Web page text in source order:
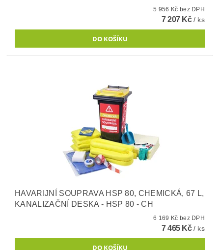
5 956 Kč bez DPH
7 207 Kč/ ks
HAVARIJNÍ SOUPRAVA HSP 80, CHEMICKÁ, 67 L,
KANALIZAČNÍ DESKA - HSP 80 - CH
6 169 Kč bez DPH
7 465 Kč/ ks